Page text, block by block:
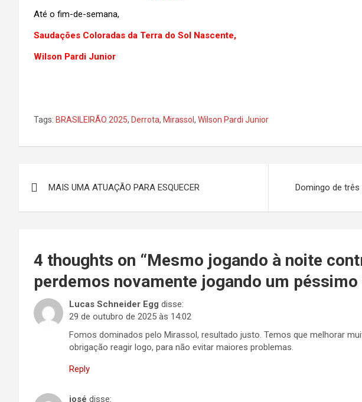
Até o fim-de-semana,
Saudações Coloradas da Terra do Sol Nascente,
Wilson Pardi Junior
Tags: BRASILEIRÃO 2025, Derrota, Mirassol , Wilson Pardi Junior
de
MAIS UMA ATUAÇÃO PARA ESQUECER Domingo de
4 thoughts on “Mesmo jogando à noite
perdemos novamente jogando um
Lucas Schneider Egg disse:
29 de outubro de 2025 às 14:02
Fomos dominados pelo Mirassol, resultado justo. Temos que melhorar
obrigação reagir logo, para não evitar maiores problemas.
Reply
josé disse: